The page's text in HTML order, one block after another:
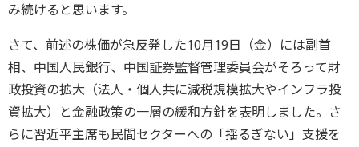
み続けると思います。
さて、前述の株価が急反発した10月19日（金）には副首
相、中国人民銀行、中国証券監督管理委員会がそろって財
政投資の拡大（法人・個人共に減税規模拡大やインフラ投
資拡大）と金融政策の一層の緩和方針を表明しました。さ
らに習近平主席も民間セクターへの「揺るぎない」支援を